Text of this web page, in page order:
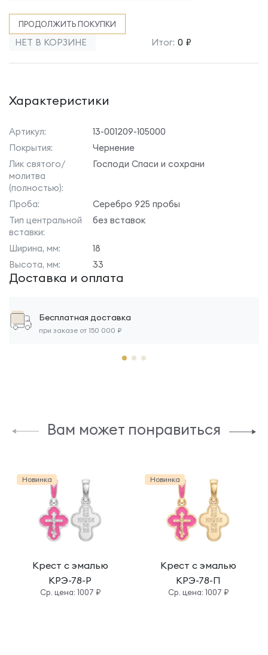
ПРОДОЛЖИТЬ ПОКУПКИ
НЕТ В КОРЗИНЕ Итог: 0 ₽
Характеристики
Артикул:
13-001209-105000
Покрытия:
Чернение
Лик святого/
молитва
(полностью):
Господи Спаси и сохрани
Проба:
Серебро 925 пробы
Тип центральной
вставки:
без вставок
Ширина, мм:
18
Высота, мм:
33
Доставка и оплата
Бесплатная доставка
при заказе от 150 000 ₽
Вам может понравиться
Новинка
Крест с эмалью
КРЭ-78-Р
Cр. цена: 1007 ₽
Новинка
Крест с эмалью
КРЭ-78-П
Cр. цена: 1007 ₽